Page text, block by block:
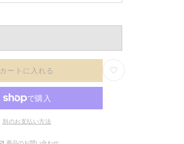
カートに入れる
別のお支払い方法